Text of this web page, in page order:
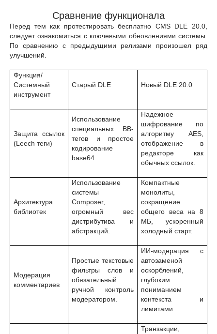
Сравнение функционала
Перед тем как протестировать бесплатно CMS DLE 20.0,
следует ознакомиться с ключевыми обновлениями системы.
По сравнению с предыдущими релизами произошел ряд
улучшений.
Функция/
Системный
инструмент
Старый DLE Новый DLE 20.0
Защита ссылок
(Leech теги)
Использование
специальных BB-
тегов и простое
кодирование
base64.
Надежное
шифрование по
алгоритму AES,
отображение в
редакторе как
обычных ссылок.
Архитектура
библиотек
Использование
системы
Composer,
огромный вес
дистрибутива и
абстракций.
Компактные
монолиты,
сокращение
общего веса на 8
МБ, ускоренный
холодный старт.
Модерация
комментариев
Простые текстовые
фильтры слов и
обязательный
ручной контроль
модератором.
ИИ-модерация с
автозаменой
оскорблений,
глубоким
пониманием
контекста и
лимитами.
Транзакции,